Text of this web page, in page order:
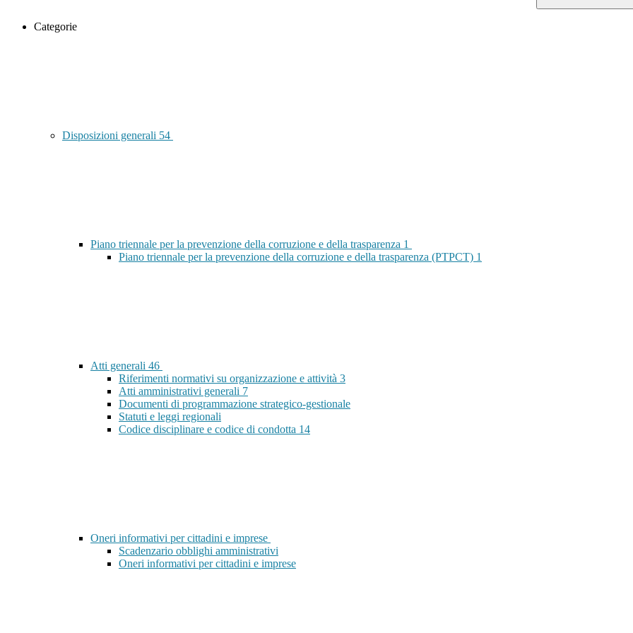
Categorie
Disposizioni generali 54
Piano triennale per la prevenzione della corruzione e della trasparenza 1
Piano triennale per la prevenzione della corruzione e della trasparenza (PTPCT) 1
Atti generali 46
Riferimenti normativi su organizzazione e attività 3
Atti amministrativi generali 7
Documenti di programmazione strategico-gestionale
Statuti e leggi regionali
Codice disciplinare e codice di condotta 14
Oneri informativi per cittadini e imprese
Scadenzario obblighi amministrativi
Oneri informativi per cittadini e imprese